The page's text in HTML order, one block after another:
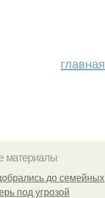
главная
материалы
до семейных
под угрозой